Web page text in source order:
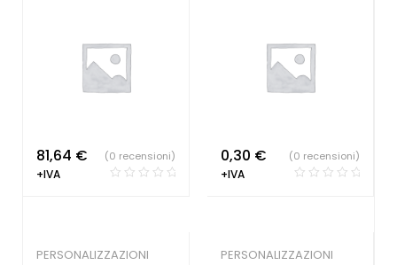
81,64 €
+IVA
(0 recensioni) 0,30 €
+IVA
(0 recensioni)
PERSONALIZZAZIONI PERSONALIZZAZIONI